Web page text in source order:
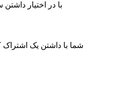
با در اختیار داشتن
شما با داشتن یک